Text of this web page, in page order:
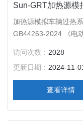
Sun-GRT加热源模
加热源模拟车辆过热
GB44263-2024 《电
2023标准要求。
访问次数： 2028
更新日期： 2024-11-
查看详情